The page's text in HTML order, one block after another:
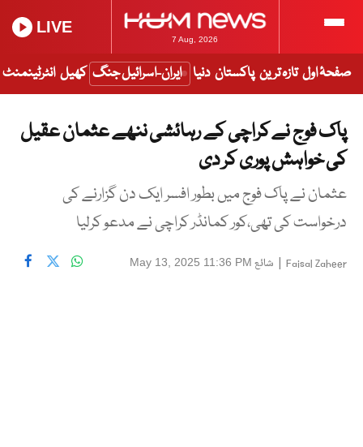
7 Aug, 2026
LIVE
صفحۂ اول تازہ ترین پاکستان دنیا ایران-اسرائیل جنگ کھیل انٹرٹینمنٹ
پاک فوج نے کراچی کے رہائشی ننھے عثمان عقیل
کی خواہش پوری کر دی
عثمان نے پاک فوج میں بطور افسر ایک دن گزارنے کی
درخواست کی تھی،کور کمانڈر کراچی نے مدعو کرلیا
Faisal Zaheer
| شائع May 13, 2025 11:36 PM